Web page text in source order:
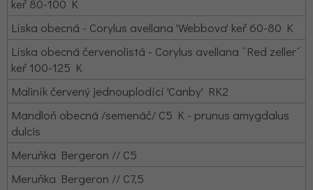
keř 80-100 K
Líska obecná - Corylus avellana 'Webbova' keř 60-80 K
Líska obecná červenolistá - Corylus avellana ´Red zeller´
keř 100-125 K
Maliník červený jednouplodící 'Canby' RK2
Mandloň obecná /semenáč/ C5 K - prunus amygdalus
dulcis
Meruňka Bergeron // C5
Meruňka Bergeron // C7,5